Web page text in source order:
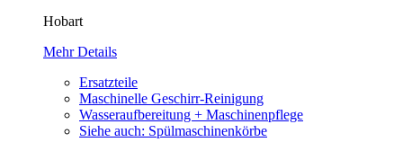
Hobart
Mehr Details
Ersatzteile
Maschinelle Geschirr-Reinigung
Wasseraufbereitung + Maschinenpflege
Siehe auch: Spülmaschinenkörbe